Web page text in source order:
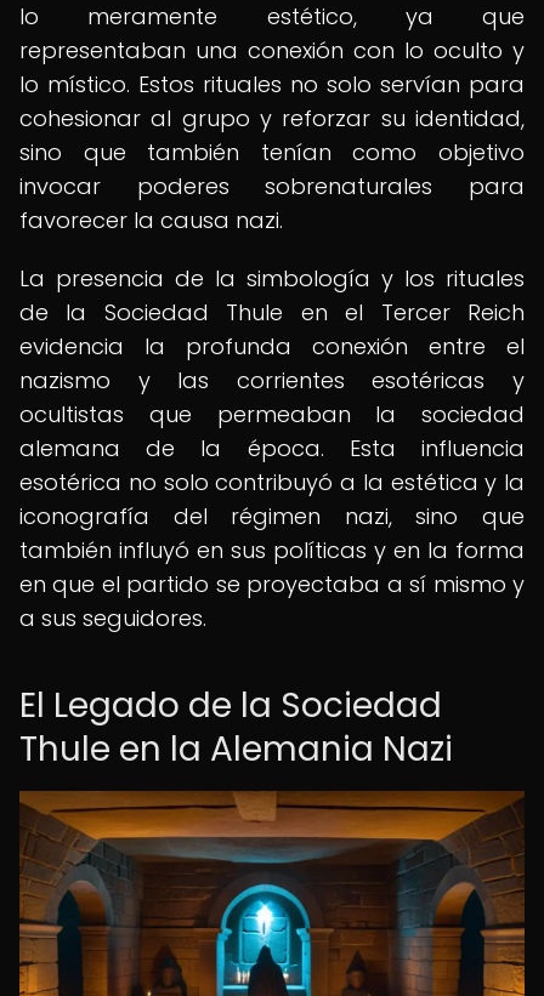
lo meramente estético, ya que
representaban una conexión con lo oculto y
lo místico. Estos rituales no solo servían para
cohesionar al grupo y reforzar su identidad,
sino que también tenían como objetivo
invocar poderes sobrenaturales para
favorecer la causa nazi.
La presencia de la simbología y los rituales
de la Sociedad Thule en el Tercer Reich
evidencia la profunda conexión entre el
nazismo y las corrientes esotéricas y
ocultistas que permeaban la sociedad
alemana de la época. Esta influencia
esotérica no solo contribuyó a la estética y la
iconografía del régimen nazi, sino que
también influyó en sus políticas y en la forma
en que el partido se proyectaba a sí mismo y
a sus seguidores.
El Legado de la Sociedad
Thule en la Alemania Nazi